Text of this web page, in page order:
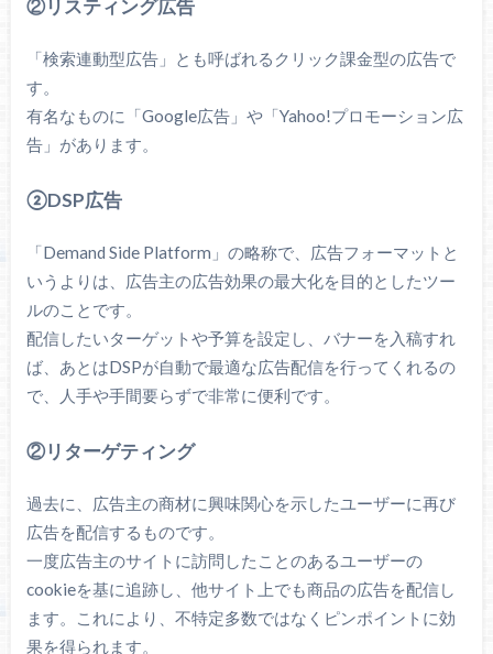
②リスティング広告
「検索連動型広告」とも呼ばれるクリック課金型の広告で
す。
有名なものに「Google広告」や「Yahoo!プロモーション広
告」があります。
②DSP広告
「Demand Side Platform」の略称で、広告フォーマットと
いうよりは、広告主の広告効果の最大化を目的としたツー
ルのことです。
配信したいターゲットや予算を設定し、バナーを入稿すれ
ば、あとはDSPが自動で最適な広告配信を行ってくれるの
で、人手や手間要らずで非常に便利です。
②リターゲティング
過去に、広告主の商材に興味関心を示したユーザーに再び
広告を配信するものです。
一度広告主のサイトに訪問したことのあるユーザーの
cookieを基に追跡し、他サイト上でも商品の広告を配信し
ます。これにより、不特定多数ではなくピンポイントに効
果を得られます。